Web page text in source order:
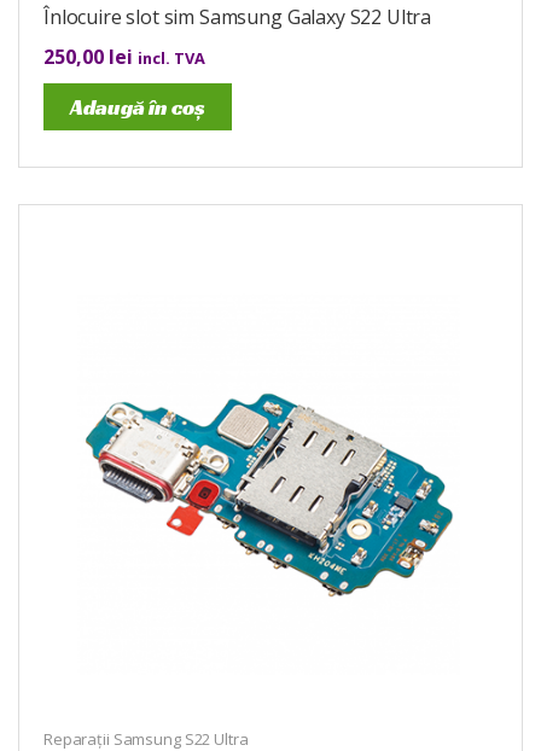
Înlocuire slot sim Samsung Galaxy S22 Ultra
250,00 lei incl. TVA
Adaugă în coș
Reparații Samsung S22 Ultra